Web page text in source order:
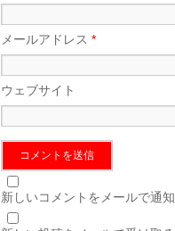
メールアドレス *
ウェブサイト
新しいコメントをメールで通知